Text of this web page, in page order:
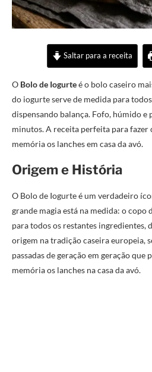
Saltar para a receita
O Bolo de Iogurteé o bolo caseiro
do iogurte serve de medida para
dispensando balança. Fofo, húmido e
minutos. A receita perfeita para fazer
memória os lanches em casa da avó.
Origem e História
O Bolo de Iogurte é um verdadeiro
grande magia está na medida: o copo
para todos os restantes ingredientes,
origem na tradição caseira europeia,
passadas de geração em geração que
memória os lanches na casa da avó.